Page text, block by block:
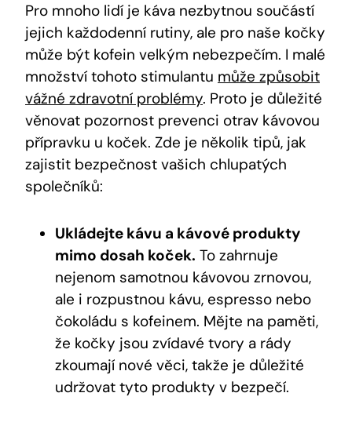
Pro mnoho lidí je káva nezbytnou součástí
jejich každodenní rutiny, ale pro naše kočky
může být kofein velkým nebezpečím. I malé
množství tohoto stimulantu může způsobit
vážné zdravotní problémy. Proto je důležité
věnovat pozornost prevenci otrav kávovou
přípravku u koček. Zde je několik tipů, jak
zajistit bezpečnost vašich chlupatých
společníků:
Ukládejte kávu a kávové produkty
mimo dosah koček. To zahrnuje
nejenom samotnou kávovou zrnovou,
ale i rozpustnou kávu, espresso nebo
čokoládu s kofeinem. Mějte na paměti,
že kočky jsou zvídavé tvory a rády
zkoumají nové věci, takže je důležité
udržovat tyto produkty v bezpečí.